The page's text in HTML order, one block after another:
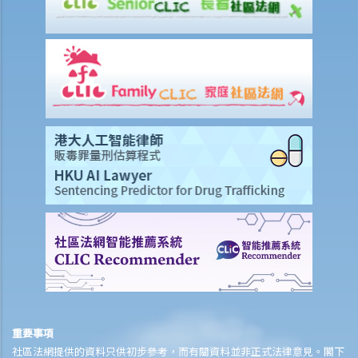
重要事項
社區法網提供的資料只供初步參考，而有關資料並非正式法律意見。閣下